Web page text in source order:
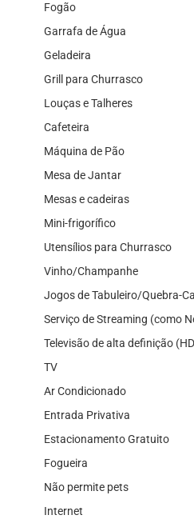
Fogão
Garrafa de Água
Geladeira
Grill para Churrasco
Louças e Talheres
Cafeteira
Máquina de Pão
Mesa de Jantar
Mesas e cadeiras
Mini-frigorífico
Utensílios para Churrasco
Vinho/Champanhe
Jogos de Tabuleiro/Quebra-
Serviço de Streaming (como
Televisão de alta definição
TV
Ar Condicionado
Entrada Privativa
Estacionamento Gratuito
Fogueira
Não permite pets
Internet